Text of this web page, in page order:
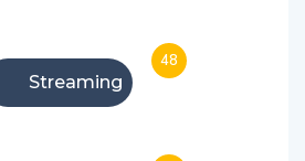
Streaming
48